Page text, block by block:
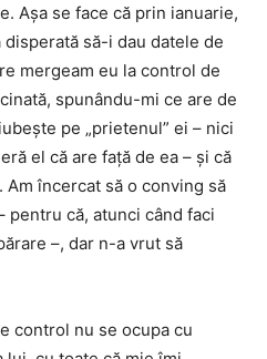
Aşa se face că prin ianuarie,
disperată să-i dau datele de
mergeam eu la control de
spunându-mi ce are de
pe „prietenul” ei – nici
el că are față de ea – şi că
Am încercat să o conving să
pentru că, atunci când faci
–, dar n-a vrut să
control nu se ocupa cu